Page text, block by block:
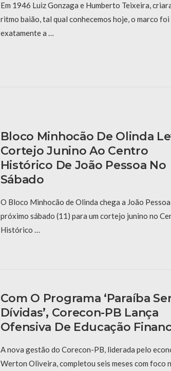
Em 1946 Luiz Gonzaga e Humberto Teixeira,
ritmo baião, tal qual conhecemos hoje, o marco foi
exatamente a …
Bloco Minhocão De Olinda
Cortejo Junino Ao Centro
Histórico De João Pessoa No
Sábado
O Bloco Minhocão de Olinda chega a João
próximo sábado (11) para um cortejo junino no
Histórico …
Com O Programa ‘Paraíba
Dívidas’, Corecon-PB Lança
Ofensiva De Educação
A nova gestão do Corecon-PB, liderada pelo
Werton Oliveira, completou seis meses com foco